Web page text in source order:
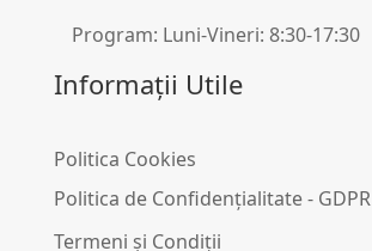
Program: Luni-Vineri: 8:30-17:30
Informații Utile
Politica Cookies
Politica de Confidențialitate - GDPR
Termeni și Condiții